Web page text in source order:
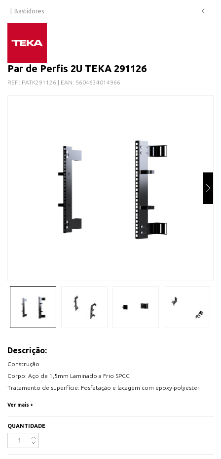
Bastidores
Par de Perfis 2U TEKA 291126
REF.: PATK291126 | EAN: 5604634014966
Descrição:
Construção
Corpo: Aço de 1,5mm Laminado a Frio SPCC
Tratamento de superfície: Fosfatação e lacagem com epoxy-polyester
291126 (Par de perfis, 2U)
Nº de U's: 2
Ver mais +
QUANTIDADE